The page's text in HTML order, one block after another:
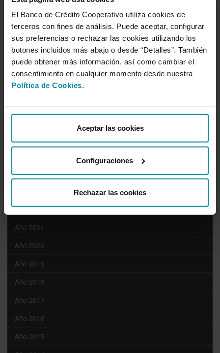
El Banco de Crédito Cooperativo utiliza cookies de
terceros con fines de análisis. Puede aceptar, configurar
sus preferencias o rechazar las cookies utilizando los
botones incluidos más abajo o desde “Detalles”. También
puede obtener más información, así como cambiar el
consentimiento en cualquier momento desde nuestra
Política de Cookies.
Aceptar las cookies
Configuraciones
Rechazar las cookies
competitividad que el Clúster Marítimo Español tiene como
objetivo favorecer entre todos sus integrantes; por lo que damos
la bienvenida a un nuevo socio que nos permitirá seguir
avanzando en la consecución de nuestros objetivos, así como de
ese viejo sueño que es agrupar en una única organización a
todas las industrias, los servicios y las actividades económicas de
nuestro país relacionadas con la mar”.
Sala de prensa
Año 2024
Año 2022
Año 2021
Año 2020
Año 2019
Año 2018
Año 2017
Año 2016
Año 2015